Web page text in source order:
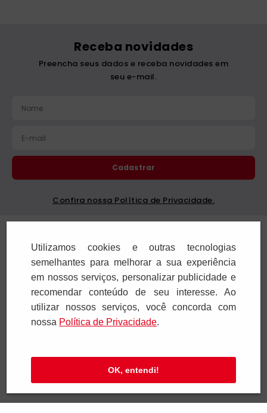
Receba novidades
Preencha seus dados e receba novidades em
seu e-mail.
Confira nossa Política de Privacidade.
Cadastrar
Ajuda e Suporte
Televendas
SAC e Atendimento
Pagamentos
Utilizamos cookies e outras tecnologias
semelhantes para melhorar a sua experiência
em nossos serviços, personalizar publicidade e
recomendar conteúdo de seu interesse. Ao
utilizar nossos serviços, você concorda com
nossa Polí­tica de Privacidade.
OK, entendi!